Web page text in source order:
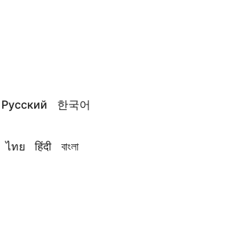
Русский 한국어
ไทย हिंदी বাংলা